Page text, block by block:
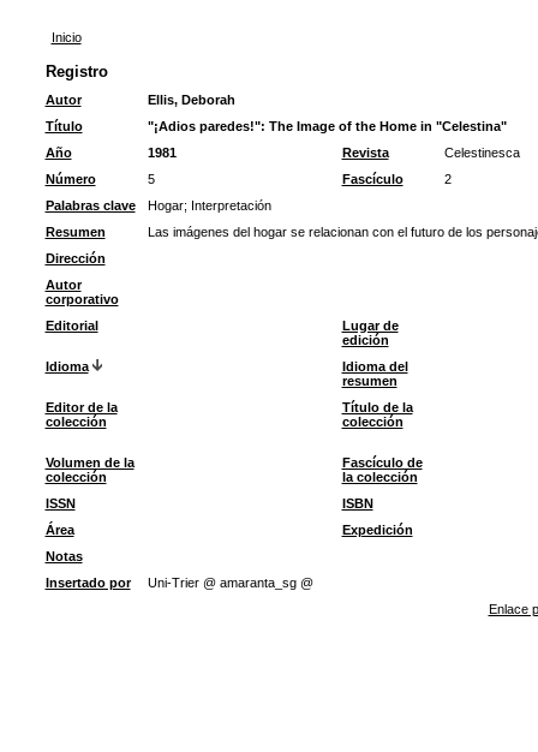
Inicio
Registro
Autor
Ellis, Deborah
Título
"¡Adios paredes!": The Image of the Home in "Celestina"
Año
1981 Revista
Celestinesca
Número
5 Fascículo
2
Palabras clave
Hogar; Interpretación
Resumen
Las imágenes del hogar se relacionan con el futuro de los
Dirección
Autor
corporativo
Editorial
Lugar de
edición
Idioma
Idioma del
resumen
Editor de la
colección
Título de la
colección
Volumen de la
colección
Fascículo de
la colección
ISSN
ISBN
Área
Expedición
Notas
Insertado por
Uni-Trier @ amaranta_sg @
Enlace